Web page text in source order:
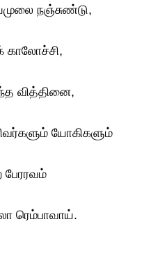
நஞ்சுண்டு,
காலோச்சி,
வித்தினை,
யோகிகளும்
ரெம்பாவாய்.